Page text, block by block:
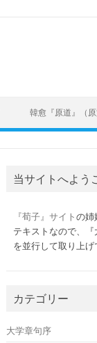
韓愈『原道』（
当サイトへよう
『荀子』サイトの姉
テキストなので、『
を並行して取り上げ
カテゴリー
大学章句序